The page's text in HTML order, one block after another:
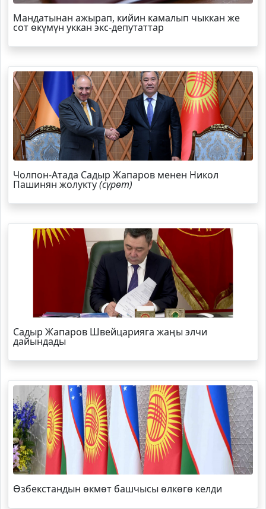
Мандатынан ажырап, кийин камалып чыккан же
сот өкүмүн уккан экс-депутаттар
Чолпон-Атада Садыр Жапаров менен Никол
Пашинян жолукту(сүрөт)
Садыр Жапаров Швейцарияга жаңы элчи
дайындады
Өзбекстандын өкмөт башчысы өлкөгө келди